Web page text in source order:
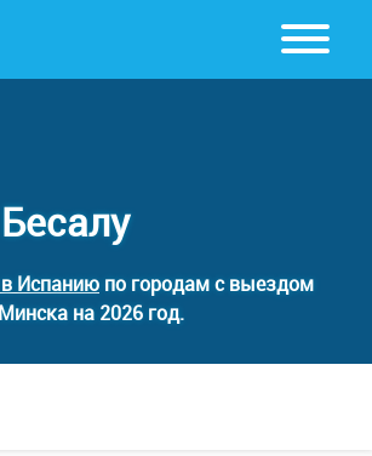
Испанию по городам с выездом
на 2026 год.